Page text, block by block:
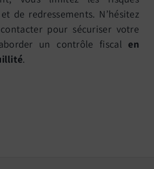
de redressements. N’hésitez
pour sécuriser votre
un contrôle fiscal en
.